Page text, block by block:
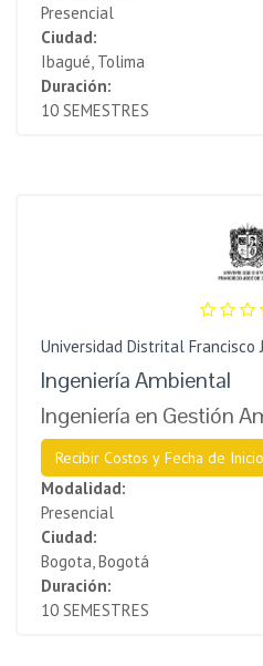
Presencial
Ciudad:
Ibagué, Tolima
Duración:
10 SEMESTRES
Universidad Distrital Francisco
Ingeniería Ambiental
Ingeniería en Gestión
Recibir Costos y Fecha de
Modalidad:
Presencial
Ciudad:
Bogota, Bogotá
Duración:
10 SEMESTRES